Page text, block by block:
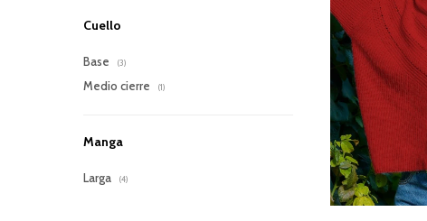
Cuello
Base (3)
Medio cierre (1)
Manga
Larga (4)